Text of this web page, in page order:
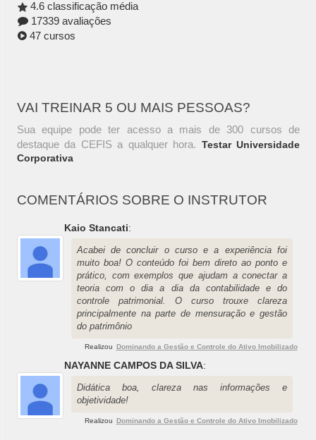
4.6 classificação média
17339 avaliações
47 cursos
VAI TREINAR 5 OU MAIS PESSOAS?
Sua equipe pode ter acesso a mais de 300 cursos de
destaque da CEFIS a qualquer hora. Testar Universidade
Corporativa
COMENTÁRIOS SOBRE O INSTRUTOR
Kaio Stancati:
Acabei de concluir o curso e a experiência foi
muito boa! O conteúdo foi bem direto ao ponto e
prático, com exemplos que ajudam a conectar a
teoria com o dia a dia da contabilidade e do
controle patrimonial. O curso trouxe clareza
principalmente na parte de mensuração e gestão
do patrimônio
Realizou Dominando a Gestão e Controle do Ativo Imobilizado
NAYANNE CAMPOS DA SILVA:
Didática boa, clareza nas informações e
objetividade!
Realizou Dominando a Gestão e Controle do Ativo Imobilizado